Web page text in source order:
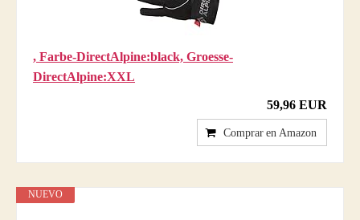
, Farbe-DirectAlpine:black, Groesse-
DirectAlpine:XXL
59,96 EUR
Comprar en Amazon
NUEVO